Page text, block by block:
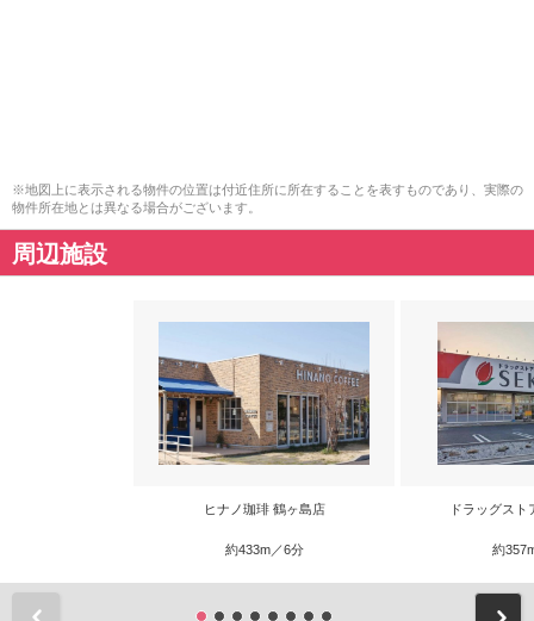
※地図上に表示される物件の位置は付近住所に所在することを表すものであり、実際の
物件所在地とは異なる場合がございます。
周辺施設
ヒナノ珈琲 鶴ヶ島店
約433m／6分
ドラッグスト
約